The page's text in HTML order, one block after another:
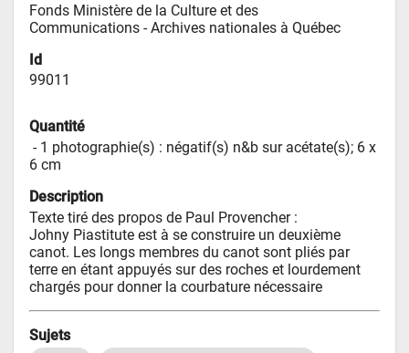
Fonds Ministère de la Culture et des
Communications - Archives nationales à Québec
Id
99011
Quantité
- 1 photographie(s) : négatif(s) n&b sur acétate(s); 6 x
6 cm
Description
Texte tiré des propos de Paul Provencher :
Johny Piastitute est à se construire un deuxième
canot. Les longs membres du canot sont pliés par
terre en étant appuyés sur des roches et lourdement
chargés pour donner la courbature nécessaire
Sujets